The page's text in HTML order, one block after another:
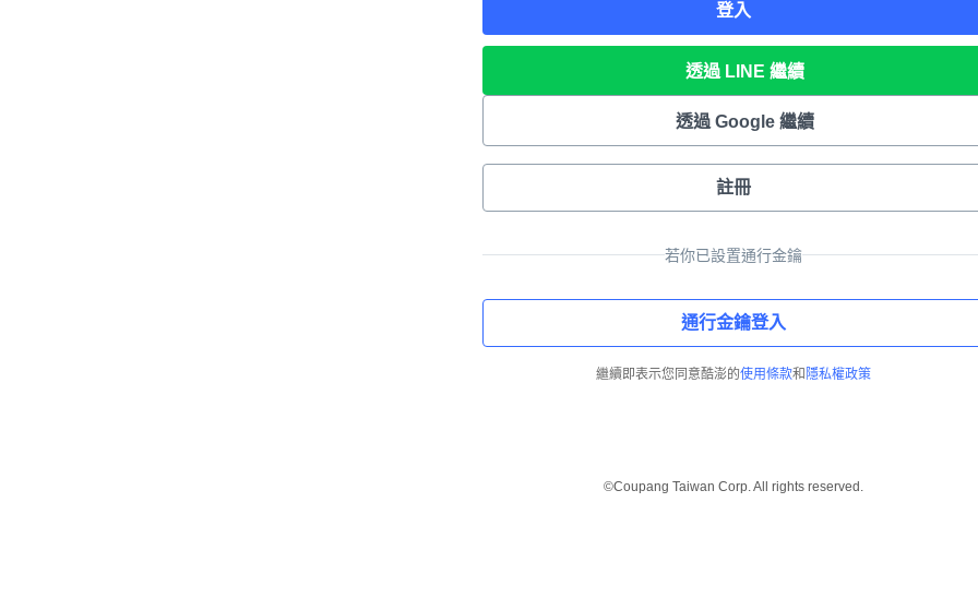
登入
透過 LINE 繼續
透過 Google 繼續
註冊
若你已設置通行金鑰
通行金鑰登入
繼續即表示您同意酷澎的使用條款和 隱私權政策
©Coupang Taiwan Corp. All rights reserved.